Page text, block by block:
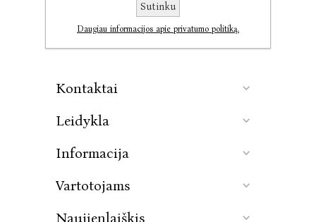
Kontaktai
Leidykla
Informacija
Vartotojams
Naujienlaiškis
Sutinku
Daugiau informacijos apie privatumo politiką.